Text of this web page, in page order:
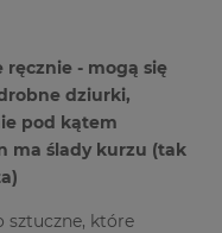
- mogą się
dziurki,
pod kątem
ma ślady kurzu (tak
sztuczne, które